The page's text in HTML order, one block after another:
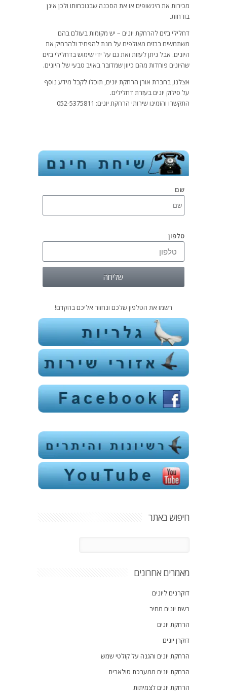
מכירות את הינשופים או את הסכנה שבנוכחותו ולכן אינן
בורחות.
דחלילי בזים להרחקת יונים – יש מקומות בעולם בהם
משתמשים בבזים מאולפים על מנת להפחיד ולהרחיק את
היונים. אבל ניתן לעזות זאת גם על ידי שימוש בדחלילי בזים
שהיונים פוחדות מהם כיוון שמדובר באויב טבעי של היונים.
אצלנו, בחברת אורן הרחקת יונים, תוכלו לקבל מידע נוסף
על סילוק יונים בעזרת דחלילים.
התקשרו והזמינו שירותי הרחקת יונים: 052-5375811
שם
טלפון
שליחה
רשמו את הטלפון שלכם ונחזור אליכם בהקדם!
חיפוש באתר
מאמרים אחרונים
דוקרנים ליונים
רשת יונים מחיר
הרחקת יונים
דוקרן יונים
הרחקת יונים והגנה על קולטי שמש
הרחקת יונים ממערכת סולארית
הרחקת יונים לצמיתות